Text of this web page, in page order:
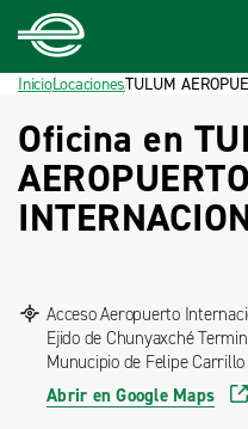
Inicio
Pie de página
InicioLocacionesTULUM
Oficina en
AEROPUERTO
Acceso Aeropuerto
Ejido de Chunyaxché
Munucipio de Felipe Carrillo
Abrir en Google Maps